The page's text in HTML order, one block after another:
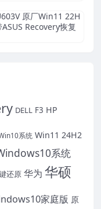
原厂Win11 22H
Recovery恢复
DELL F3 HP
系统 Win11 24H2
系统
还原 华为 华硕
家庭版 原